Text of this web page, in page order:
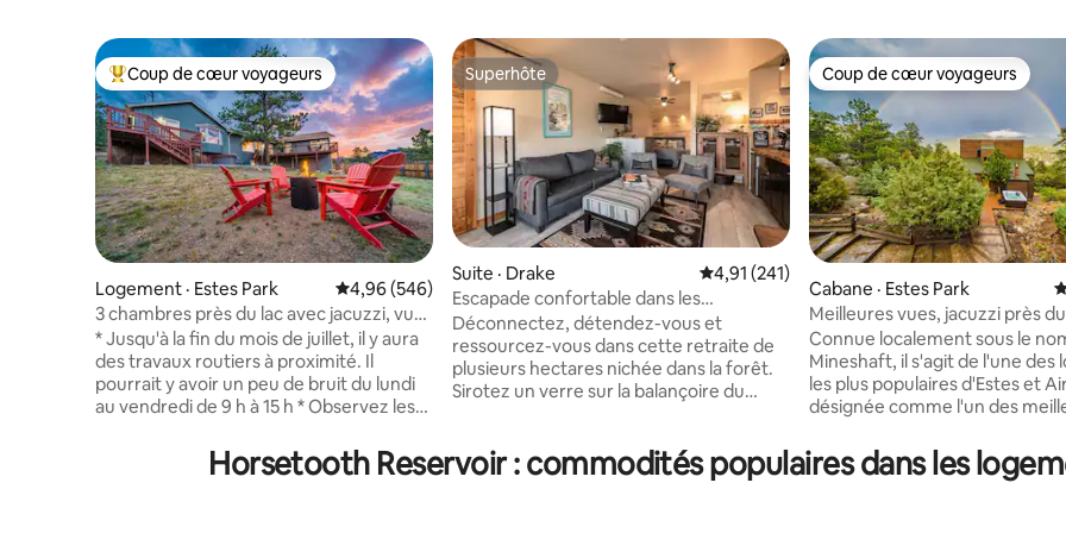
Coup de cœur voyageurs parmi les plus aimés
Coup de cœur voyageurs
Logement · Estes Park Note moyenne de 4,96 sur 5, 546 commentaires
4,96 (546)
3 chambres près du lac avec jacuzzi, vue,
terrasse, brasero
* Jusqu'à la fin du mois de juillet, il y aura
des travaux routiers à proximité. Il
pourrait y avoir un peu de bruit du lundi
au vendredi de 9 h à 15 h * Observez les
cette spacieuse maison de montagne
près du centre-ville d'Estes Park (20-
Superhôte
Superhôte
Suite · Drake Note moyenne de 4,91 sur 5, 241
4,91 (241)
Escapade confortable dans les
Rocheuses – Vues imprenables
Déconnectez, détendez-vous et
ressourcez-vous dans cette retraite de
plusieurs hectares nichée dans la forêt.
Sirotez un verre sur la balançoire du
bonjour à nos chevaux, balancez-vous
dans le hamac ou installez-vous
Coup de cœur voyageurs
Coup de cœur voyageurs
Cabane · Estes Park
Meilleures vues, jacuzzi près
national! Lits King!
Connue localement sous le
Mineshaft, il s'agit de l'une des
les plus populaires d'Estes et
désignée comme l'un des
demande en mariage (Permis
NCD0115) ! Ma maison
Horsetooth Reservoir : commodités populaires dans les